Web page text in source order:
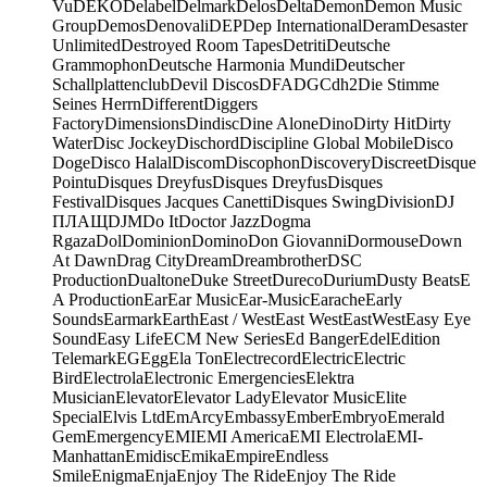
VuDEKODelabelDelmarkDelosDeltaDemonDemon Music
GroupDemosDenovaliDEPDep InternationalDeramDesaster
UnlimitedDestroyed Room TapesDetritiDeutsche
GrammophonDeutsche Harmonia MundiDeutscher
SchallplattenclubDevil DiscosDFADGCdh2Die Stimme
Seines HerrnDifferentDiggers
FactoryDimensionsDindiscDine AloneDinoDirty HitDirty
WaterDisc JockeyDischordDiscipline Global MobileDisco
DogeDisco HalalDiscomDiscophonDiscoveryDiscreetDisque
PointuDisques DreyfusDisques DreyfusDisques
FestivalDisques Jacques CanettiDisques SwingDivisionDJ
ПЛАЩDJMDo ItDoctor JazzDogma
RgazaDolDominionDominoDon GiovanniDormouseDown
At DawnDrag CityDreamDreambrotherDSC
ProductionDualtoneDuke StreetDurecoDuriumDusty BeatsE
A ProductionEarEar MusicEar-MusicEaracheEarly
SoundsEarmarkEarthEast / WestEast WestEastWestEasy Eye
SoundEasy LifeECM New SeriesEd BangerEdelEdition
TelemarkEGEggEla TonElectrecordElectricElectric
BirdElectrolaElectronic EmergenciesElektra
MusicianElevatorElevator LadyElevator MusicElite
SpecialElvis LtdEmArcyEmbassyEmberEmbryoEmerald
GemEmergencyEMIEMI AmericaEMI ElectrolaEMI-
ManhattanEmidiscEmikaEmpireEndless
SmileEnigmaEnjaEnjoy The RideEnjoy The Ride